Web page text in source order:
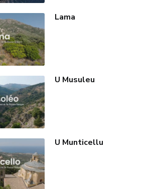
Lama
U Musuleu
U Munticellu